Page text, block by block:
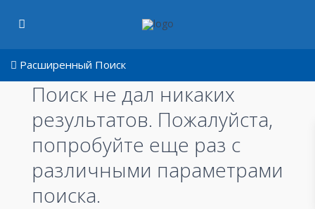
Расширенный Поиск
Поиск не дал никаких
результатов. Пожалуйста,
попробуйте еще раз с
различными параметрами
поиска.